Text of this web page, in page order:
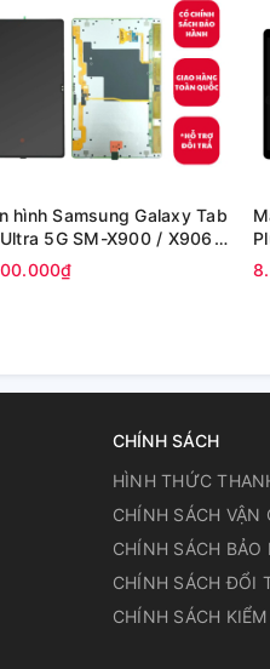
hình Samsung Galaxy Tab
5G SM-X900 / X906
amoled (100% zin hãng )
CHÍNH SÁCH
HÌNH THỨC
CHÍNH SÁCH VẬN
CHÍNH SÁCH BẢO
CHÍNH SÁCH ĐỔI
CHÍNH SÁCH